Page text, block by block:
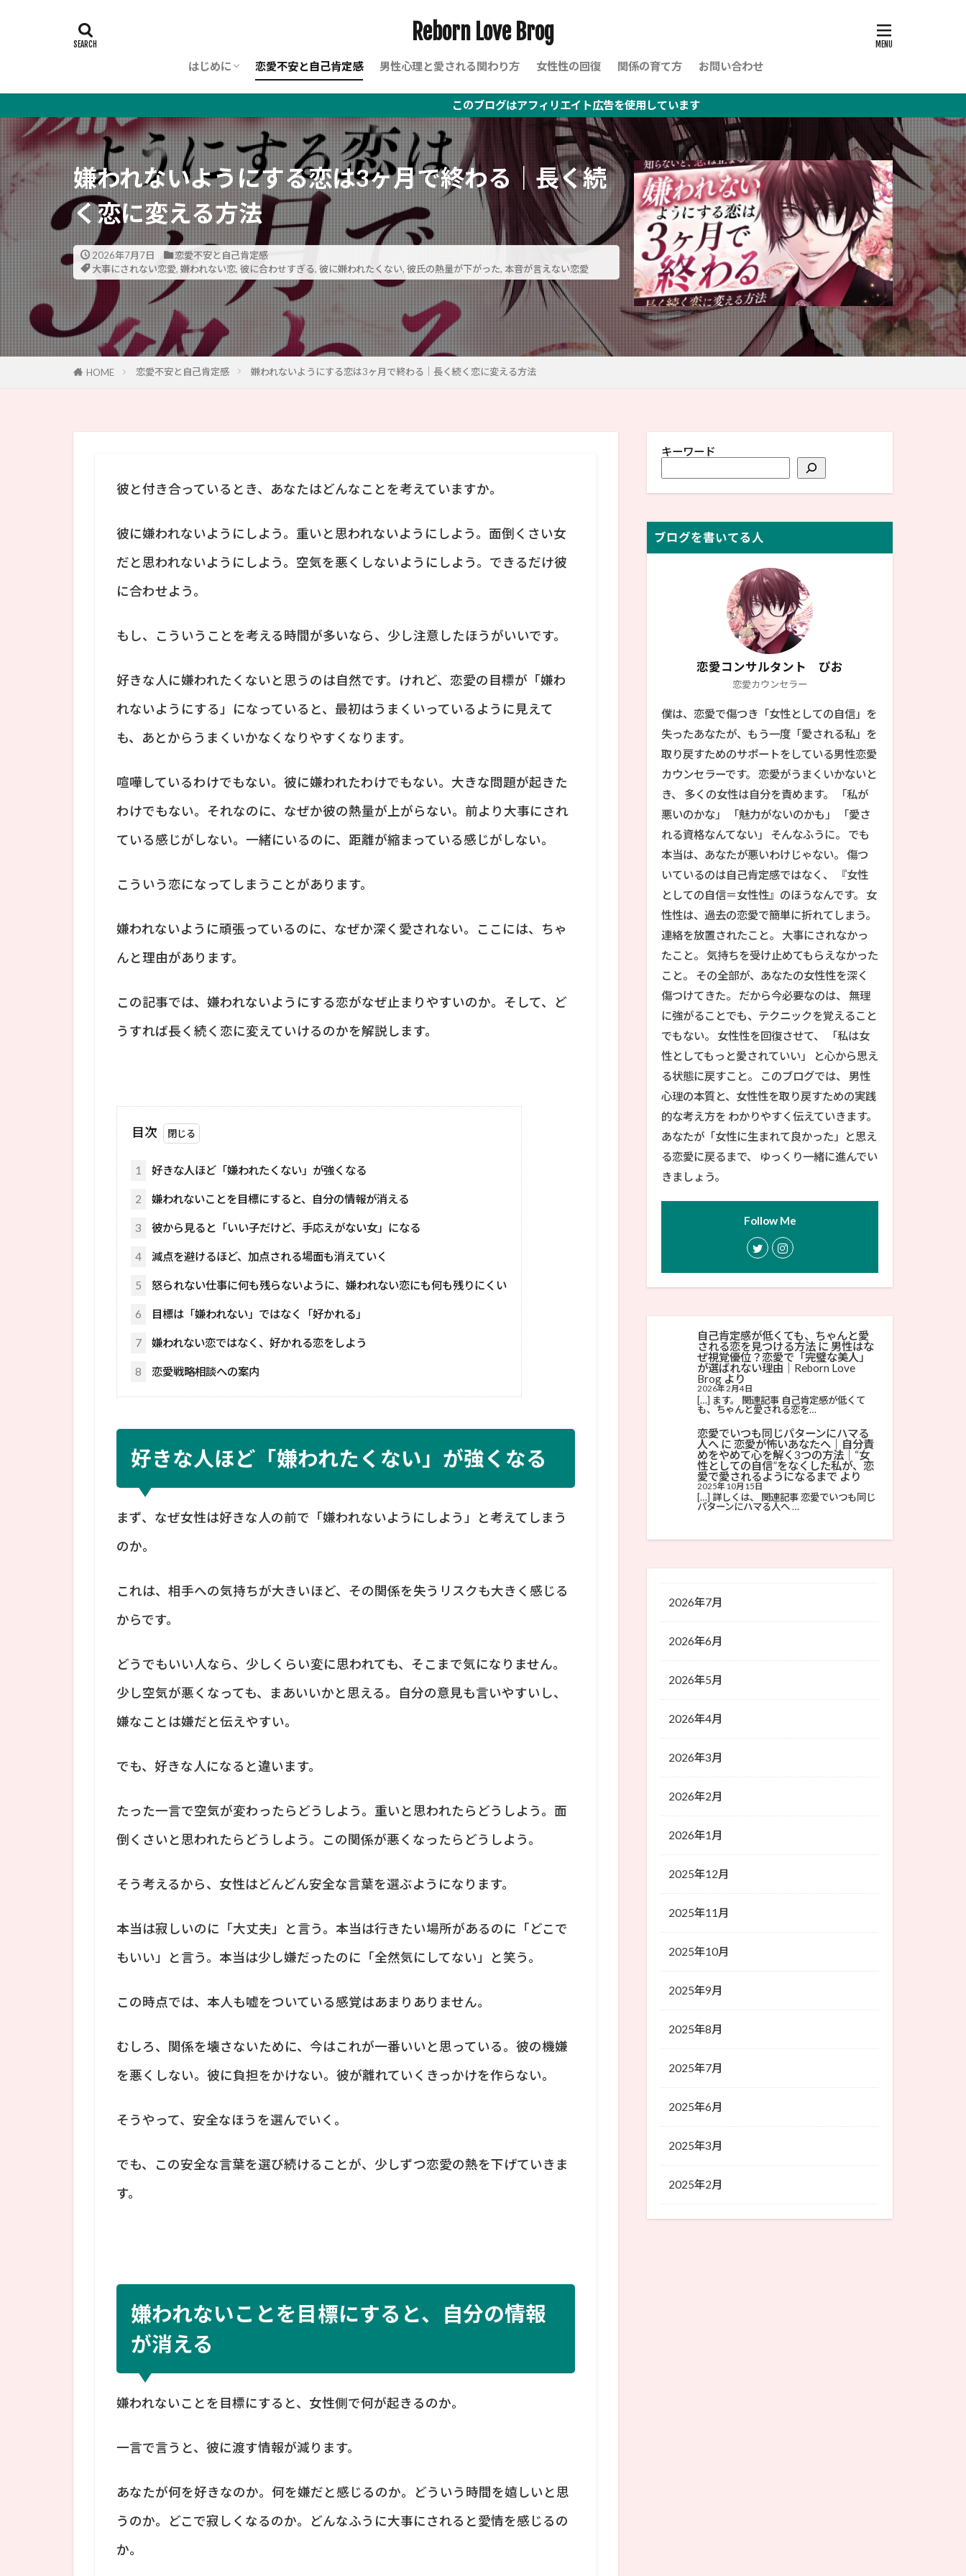
Reborn Love Brog
はじめに 恋愛不安と自己肯定感 男性心理と愛される関わり方 女性性の回復 関係の育て方 お問い合わせ
このブログはアフィリエイト広告を使用しています
嫌われないようにする恋は3ヶ月で終わる｜長く続
く恋に変える方法
2026年7月7日
恋愛不安と自己肯定感
大事にされない恋愛, 嫌われない恋, 彼に合わせすぎる, 彼に嫌われたくない, 彼氏の熱量が下がった, 本音が言えない恋愛
HOME 恋愛不安と自己肯定感 嫌われないようにする恋は3ヶ月で終わる｜長く続く恋に変える方法
彼と付き合っているとき、あなたはどんなことを考えていますか。
彼に嫌われないようにしよう。重いと思われないようにしよう。面倒くさい女
だと思われないようにしよう。空気を悪くしないようにしよう。できるだけ彼
に合わせよう。
もし、こういうことを考える時間が多いなら、少し注意したほうがいいです。
好きな人に嫌われたくないと思うのは自然です。けれど、恋愛の目標が「嫌わ
れないようにする」になっていると、最初はうまくいっているように見えて
も、あとからうまくいかなくなりやすくなります。
喧嘩しているわけでもない。彼に嫌われたわけでもない。大きな問題が起きた
わけでもない。それなのに、なぜか彼の熱量が上がらない。前より大事にされ
ている感じがしない。一緒にいるのに、距離が縮まっている感じがしない。
こういう恋になってしまうことがあります。
嫌われないように頑張っているのに、なぜか深く愛されない。ここには、ちゃ
んと理由があります。
この記事では、嫌われないようにする恋がなぜ止まりやすいのか。そして、ど
うすれば長く続く恋に変えていけるのかを解説します。
目次
1 好きな人ほど「嫌われたくない」が強くなる
2 嫌われないことを目標にすると、自分の情報が消える
3 彼から見ると「いい子だけど、手応えがない女」になる
4 減点を避けるほど、加点される場面も消えていく
5 怒られない仕事に何も残らないように、嫌われない恋にも何も残りにくい
6 目標は「嫌われない」ではなく「好かれる」
7 嫌われない恋ではなく、好かれる恋をしよう
8 恋愛戦略相談への案内
好きな人ほど「嫌われたくない」が強くなる
まず、なぜ女性は好きな人の前で「嫌われないようにしよう」と考えてしまう
のか。
これは、相手への気持ちが大きいほど、その関係を失うリスクも大きく感じる
からです。
どうでもいい人なら、少しくらい変に思われても、そこまで気になりません。
少し空気が悪くなっても、まあいいかと思える。自分の意見も言いやすいし、
嫌なことは嫌だと伝えやすい。
でも、好きな人になると違います。
たった一言で空気が変わったらどうしよう。重いと思われたらどうしよう。面
倒くさいと思われたらどうしよう。この関係が悪くなったらどうしよう。
そう考えるから、女性はどんどん安全な言葉を選ぶようになります。
本当は寂しいのに「大丈夫」と言う。本当は行きたい場所があるのに「どこで
もいい」と言う。本当は少し嫌だったのに「全然気にしてない」と笑う。
この時点では、本人も嘘をついている感覚はあまりありません。
むしろ、関係を壊さないために、今はこれが一番いいと思っている。彼の機嫌
を悪くしない。彼に負担をかけない。彼が離れていくきっかけを作らない。
そうやって、安全なほうを選んでいく。
でも、この安全な言葉を選び続けることが、少しずつ恋愛の熱を下げていきま
す。
嫌われないことを目標にすると、自分の情報
が消える
嫌われないことを目標にすると、女性側で何が起きるのか。
一言で言うと、彼に渡す情報が減ります。
あなたが何を好きなのか。何を嫌だと感じるのか。どういう時間を嬉しいと思
うのか。どこで寂しくなるのか。どんなふうに大事にされると愛情を感じるの
か。
キーワード
ブログを書いてる人
恋愛コンサルタント ぴお
恋愛カウンセラー
僕は、恋愛で傷つき「女性としての自信」を
失ったあなたが、もう一度「愛される私」を
取り戻すためのサポートをしている男性恋愛
カウンセラーです。 恋愛がうまくいかないと
き、 多くの女性は自分を責めます。 「私が
悪いのかな」 「魅力がないのかも」 「愛さ
れる資格なんてない」 そんなふうに。 でも
本当は、あなたが悪いわけじゃない。 傷つ
いているのは自己肯定感ではなく、 『女性
としての自信＝女性性』のほうなんです。 女
性性は、過去の恋愛で簡単に折れてしまう。
連絡を放置されたこと。 大事にされなかっ
たこと。 気持ちを受け止めてもらえなかった
こと。 その全部が、あなたの女性性を深く
傷つけてきた。 だから今必要なのは、 無理
に強がることでも、テクニックを覚えること
でもない。 女性性を回復させて、 「私は女
性としてもっと愛されていい」 と心から思え
る状態に戻すこと。 このブログでは、 男性
心理の本質と、女性性を取り戻すための実践
的な考え方を わかりやすく伝えていきます。
あなたが「女性に生まれて良かった」と思え
る恋愛に戻るまで、 ゆっくり一緒に進んでい
きましょう。
Follow Me
自己肯定感が低くても、ちゃんと愛
される恋を見つける方法 に男性はな
ぜ視覚優位？恋愛で「完璧な美人」
が選ばれない理由│Reborn Love
Brog より
2026年2月4日
[…] ます。 関連記事 自己肯定感が低くて
も、ちゃんと愛される恋を…
恋愛でいつも同じパターンにハマる
人へ に 恋愛が怖いあなたへ｜自分責
めをやめて心を解く3つの方法│“女
性としての自信”をなくした私が、恋
愛で愛されるようになるまで より
2025年10月15日
[…] 詳しくは、 関連記事 恋愛でいつも同じ
パターンにハマる人へ …
2026年7月
2026年6月
2026年5月
2026年4月
2026年3月
2026年2月
2026年1月
2025年12月
2025年11月
2025年10月
2025年9月
2025年8月
2025年7月
2025年6月
2025年3月
2025年2月